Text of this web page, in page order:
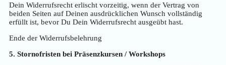
Dein Widerrufsrecht erlischt vorzeitig, wenn der Vertrag von
beiden Seiten auf Deinen ausdrücklichen Wunsch vollständig
erfüllt ist, bevor Du Dein Widerrufsrecht ausgeübt hast.
Ende der Widerrufsbelehrung
5. Stornofristen bei Präsenzkursen / Workshops